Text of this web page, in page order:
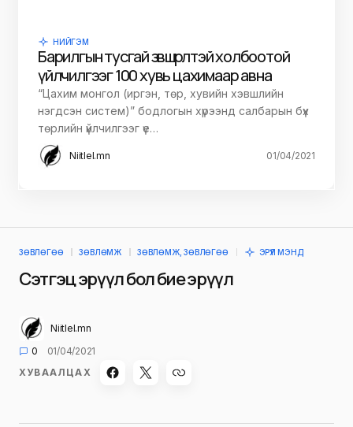
НИЙГЭМ
Барилгын тусгай зөвшөөрөлтэй холбоотой
үйлчилгээг 100 хувь цахимаар авна
“Цахим монгол (иргэн, төр, хувийн хэвшлийн
нэгдсэн систем)” бодлогын хүрээнд салбарын бүх
төрлийн үйлчилгээг үе…
Niitlel.mn 01/04/2021
ЗӨВЛӨГӨӨ ЗӨВЛӨМЖ ЗӨВЛӨМЖ, ЗӨВЛӨГӨӨ ЭРҮҮЛ МЭНД
Сэтгэц эрүүл бол бие эрүүл
Niitlel.mn
0
01/04/2021
ХУВААЛЦАХ